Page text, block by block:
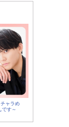
ャラめ
です～